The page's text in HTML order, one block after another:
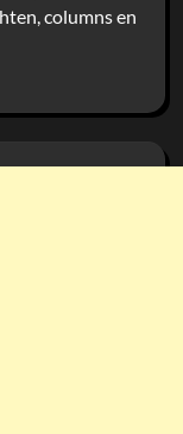
columns en